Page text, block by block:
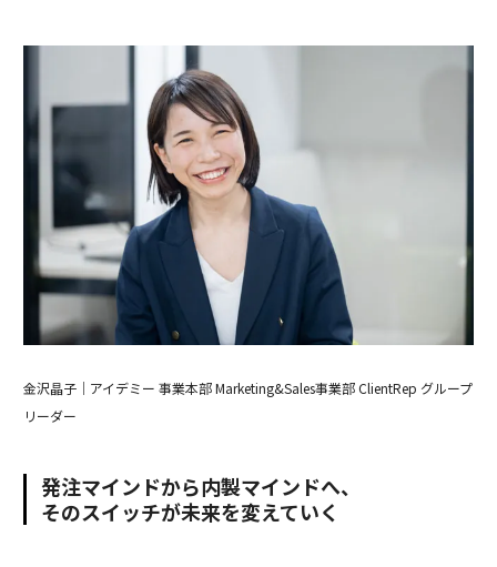
金沢晶子｜アイデミー 事業本部 Marketing&Sales事業部 ClientRep グループ
リーダー
発注マインドから内製マインドへ、
そのスイッチが未来を変えていく